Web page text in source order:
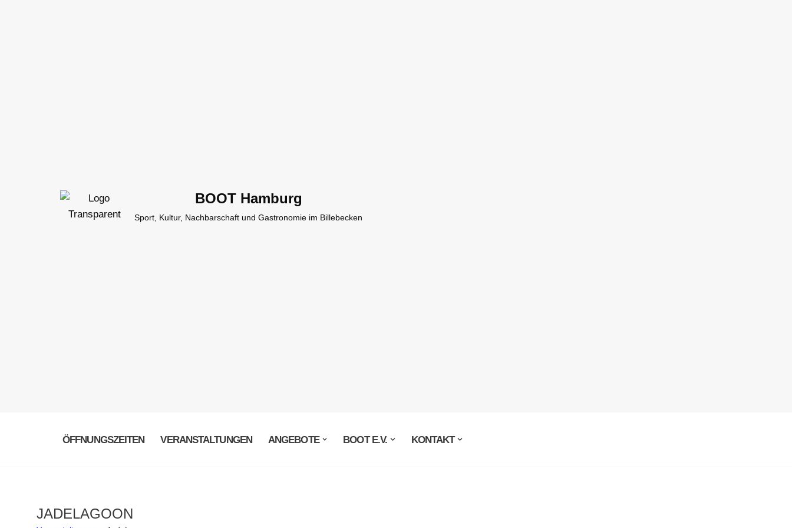
BOOT Hamburg
Sport, Kultur, Nachbarschaft und Gastronomie im Billebecken
ÖFFNUNGSZEITEN VERANSTALTUNGEN ANGEBOTE BOOT E.V. KONTAKT
JADELAGOON